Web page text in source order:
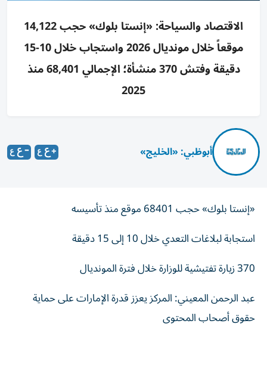
الاقتصاد والسياحة: «إنستا بلوك» حجب 14,122
موقعاً خلال مونديال 2026 واستجاب خلال 10-15
دقيقة وفتش 370 منشأة؛ الإجمالي 68,401 منذ
2025
أبوظبي: «الخليج»
«إنستا بلوك» حجب 68401 موقع منذ تأسيسه
استجابة لبلاغات التعدي خلال 10 إلى 15 دقيقة
370 زيارة تفتيشية للوزارة خلال فترة المونديال
عبد الرحمن المعيني: المركز يعزز قدرة الإمارات على حماية
حقوق أصحاب المحتوى